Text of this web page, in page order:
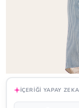
İÇERIĞI YAPAY